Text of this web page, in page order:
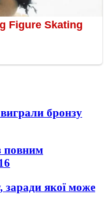
бронзу
повним
заради якої може